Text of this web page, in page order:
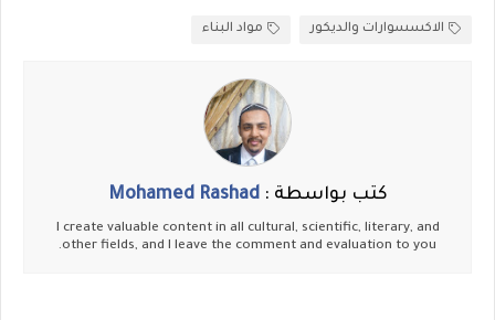
الاكسسوارات والديكور مواد البناء
كتب بواسطة : Mohamed Rashad
I create valuable content in all cultural, scientific, literary, and
other fields, and I leave the comment and evaluation to you.